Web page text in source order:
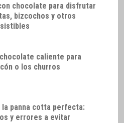
chocolate para disfrutar
bizcochos y otros
caliente para
o los churros
la panna cotta perfecta:
y errores a evitar